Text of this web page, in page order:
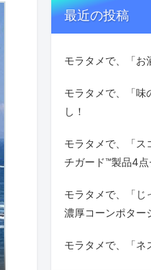
最近の投稿
モラタメで、「お
モラタメで、「味
し！
モラタメで、「ス
チガード™製品4点
モラタメで、「じ
濃厚コーンポター
モラタメで、「ネ